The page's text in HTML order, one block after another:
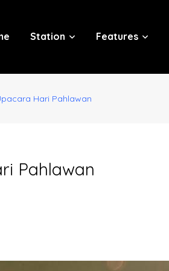
Station Features
Hari Pahlawan
Pahlawan